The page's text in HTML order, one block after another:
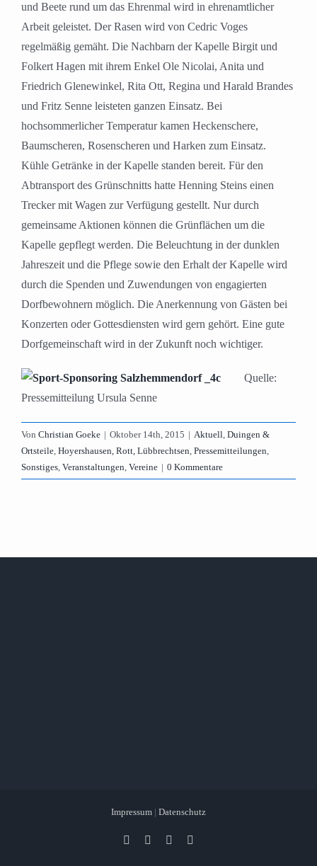
und Beete rund um das Ehrenmal wird in ehrenamtlicher
Arbeit geleistet. Der Rasen wird von Cedric Voges
regelmäßig gemäht. Die Nachbarn der Kapelle Birgit und
Folkert Hagen mit ihrem Enkel Ole Nicolai, Anita und
Friedrich Glenewinkel, Rita Ott, Regina und Harald Brandes
und Fritz Senne leisteten ganzen Einsatz. Bei
hochsommerlicher Temperatur kamen Heckenschere,
Baumscheren, Rosenscheren und Harken zum Einsatz.
Kühle Getränke in der Kapelle standen bereit. Für den
Abtransport des Grünschnitts hatte Henning Steins einen
Trecker mit Wagen zur Verfügung gestellt. Nur durch
gemeinsame Aktionen können die Grünflächen um die
Kapelle gepflegt werden. Die Beleuchtung in der dunklen
Jahreszeit und die Pflege sowie den Erhalt der Kapelle wird
durch die Spenden und Zuwendungen von engagierten
Dorfbewohnern möglich. Die Anerkennung von Gästen bei
Konzerten oder Gottesdiensten wird gern gehört. Eine gute
Dorfgemeinschaft wird in der Zukunft noch wichtiger.
Quelle:
Pressemitteilung Ursula Senne
Von Christian Goeke | Oktober 14th, 2015 | Aktuell, Duingen &
Ortsteile, Hoyershausen, Rott, Lübbrechtsen, Pressemitteilungen,
Sonstiges, Veranstaltungen, Vereine | 0 Kommentare
Impressum | Datenschutz
Facebook Instagram